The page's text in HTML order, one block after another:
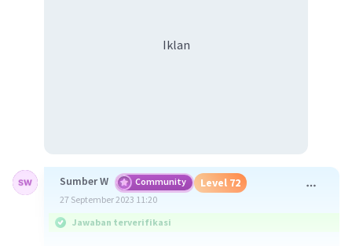
Iklan
Sumber W Community Level 72
27 September 2023 11:20
Jawaban terverifikasi